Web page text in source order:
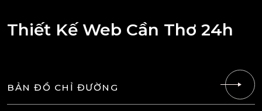
Thiết Kế Web Cần Thơ 24h
BẢN ĐỒ CHỈ ĐƯỜNG